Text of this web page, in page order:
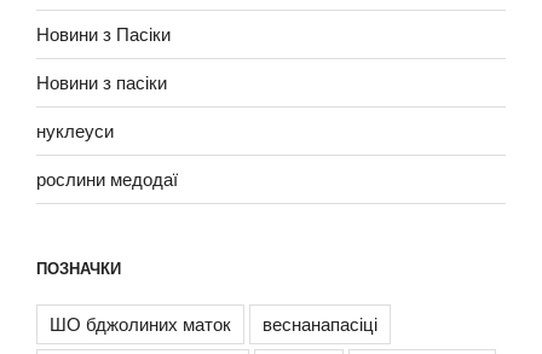
Новини з Пасіки
Новини з пасіки
нуклеуси
рослини медодаї
ПОЗНАЧКИ
ШО бджолиних маток
веснанапасіці